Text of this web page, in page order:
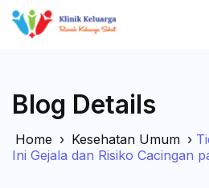
Blog Details
Home › Kesehatan Umum ›
Ini Gejala dan Risiko Cacingan